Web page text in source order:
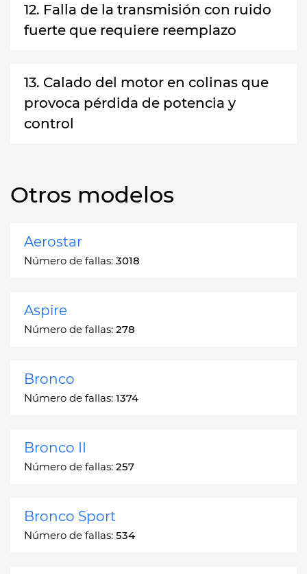
12. Falla de la transmisión con ruido
fuerte que requiere reemplazo
13. Calado del motor en colinas que
provoca pérdida de potencia y
control
Otros modelos
Aerostar
Número de fallas: 3018
Aspire
Número de fallas: 278
Bronco
Número de fallas: 1374
Bronco II
Número de fallas: 257
Bronco Sport
Número de fallas: 534